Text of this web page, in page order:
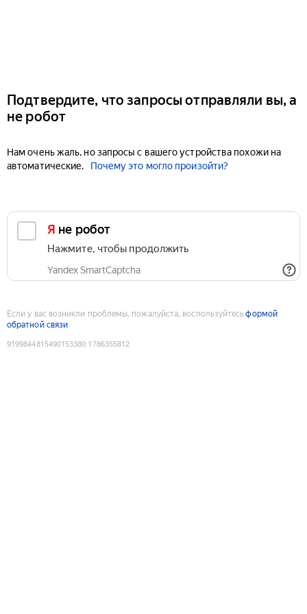
Подтвердите, что запросы отправляли вы, а
не робот
Нам очень жаль, но запросы с вашего устройства похожи на
автоматические.
Почему это могло произойти?
Я не робот
Нажмите, чтобы продолжить
Yandex SmartCaptcha
Если у вас возникли проблемы, пожалуйста, воспользуйтесьформой
обратной связи
9199844815490153380:1786355812